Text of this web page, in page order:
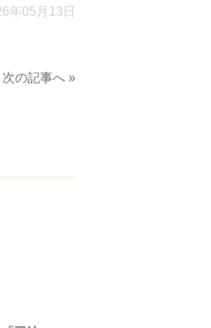
年05月13日
次の記事へ »